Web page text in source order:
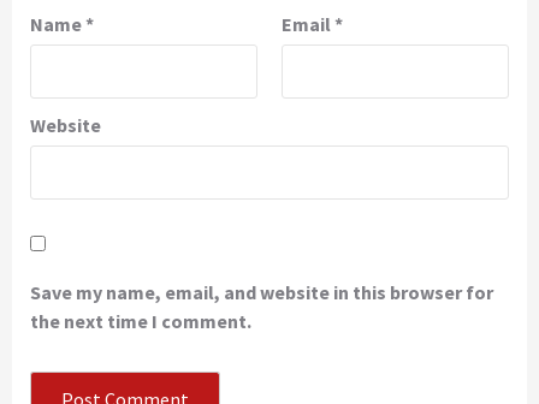
Name* Email*
Website
Save my name, email, and website in this browser for
the next time I comment.